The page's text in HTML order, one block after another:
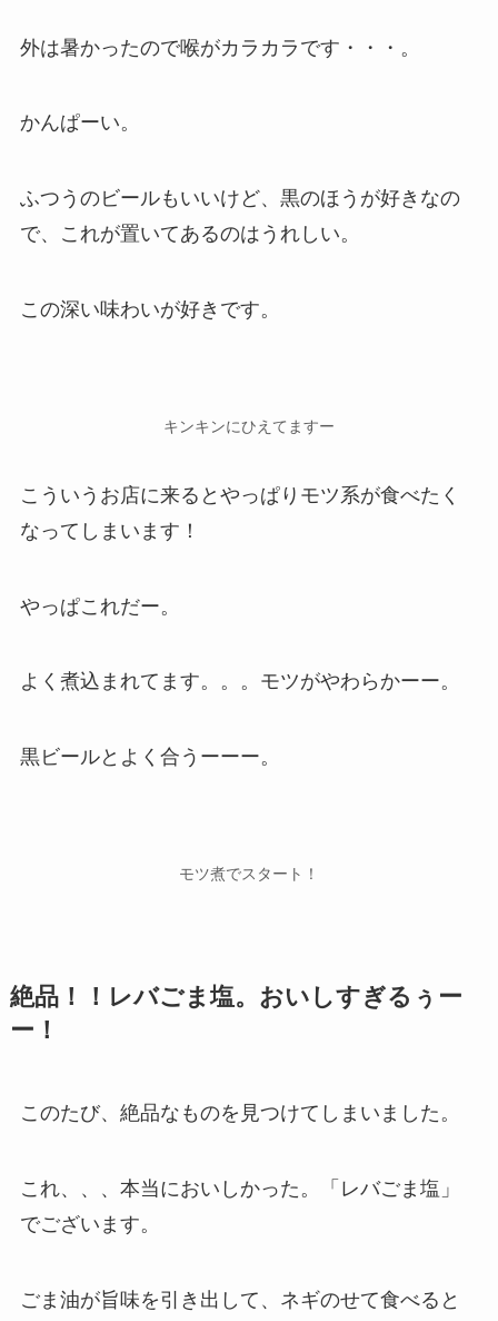
外は暑かったので喉がカラカラです・・・。
かんぱーい。
ふつうのビールもいいけど、黒のほうが好きなの
で、これが置いてあるのはうれしい。
この深い味わいが好きです。
キンキンにひえてますー
こういうお店に来るとやっぱりモツ系が食べたく
なってしまいます！
やっぱこれだー。
よく煮込まれてます。。。モツがやわらかーー。
黒ビールとよく合うーーー。
モツ煮でスタート！
絶品！！レバごま塩。おいしすぎるぅー
ー！
このたび、絶品なものを見つけてしまいました。
これ、、、本当においしかった。「レバごま塩」
でございます。
ごま油が旨味を引き出して、ネギのせて食べると